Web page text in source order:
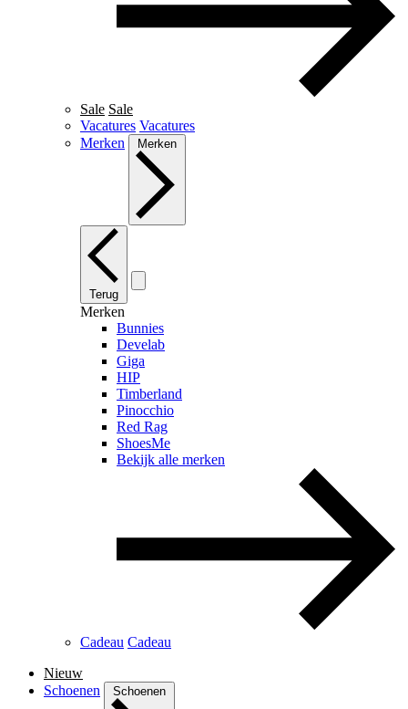
Sale Sale
Vacatures Vacatures
Merken
Merken
Terug
Merken
Bunnies
Develab
Giga
HIP
Timberland
Pinocchio
Red Rag
ShoesMe
Bekijk alle merken
Cadeau Cadeau
Nieuw
Schoenen
Schoenen